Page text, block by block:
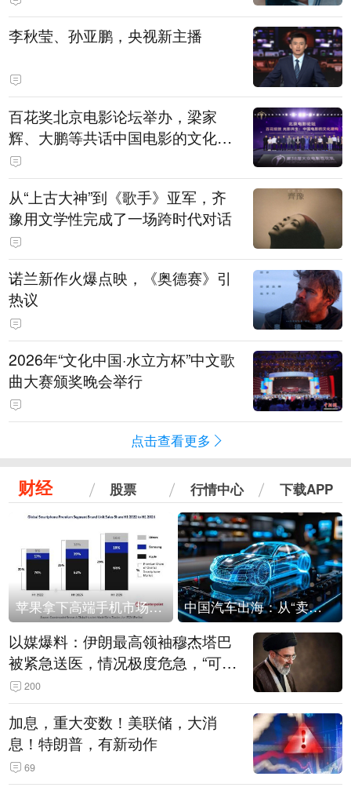
白，主演均为广州本土演员
李秋莹、孙亚鹏，央视新主播
百花奖北京电影论坛举办，梁家
辉、大鹏等共话中国电影的文化建
构
从“上古大神”到《歌手》亚军，齐
豫用文学性完成了一场跨时代对话
诺兰新作火爆点映，《奥德赛》引
热议
2026年“文化中国·水立方杯”中文歌
曲大赛颁奖晚会举行
点击查看更多
财经 股票 行情中心 下载APP
苹果拿下高端手机市场65%的份额：iPhone 17系列功不可没 中国汽车出海：从“卖出去”到“走进去”
以媒爆料：伊朗最高领袖穆杰塔巴
被紧急送医，情况极度危急，“可能
随时会死去”
200
加息，重大变数！美联储，大消
息！特朗普，有新动作
69